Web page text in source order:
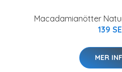
Macadamianötter
139
MER